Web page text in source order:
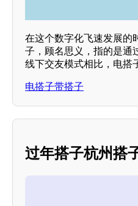
在这个数字化飞速发展的
子，顾名思义，指的是通
线下交友模式相比，电搭
电搭子带搭子
过年搭子杭州搭